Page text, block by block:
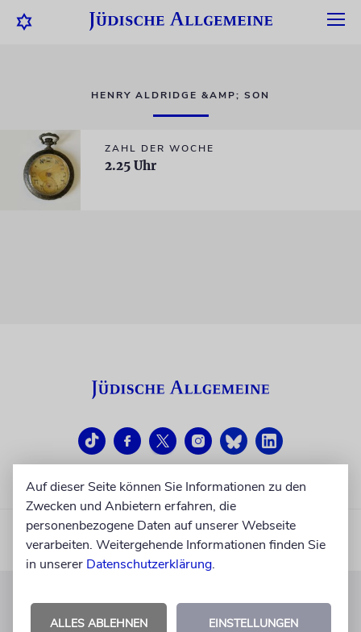
HENRY ALDRIDGE &AMP; SON
ZAHL DER WOCHE
2.25 Uhr
KUNDENSERVICE
Auf dieser Seite können Sie Informationen zu den
Zwecken und Anbietern erfahren, die
personenbezogene Daten auf unserer Webseite
verarbeiten. Weitergehende Informationen finden Sie
in unserer Datenschutzerklärung.
ALLES ABLEHNEN EINSTELLUNGEN